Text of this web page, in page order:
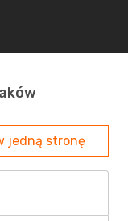
jedną stronę